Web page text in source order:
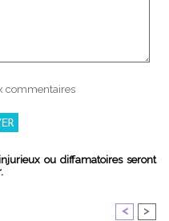
commentaires
ou diffamatoires seront
< >